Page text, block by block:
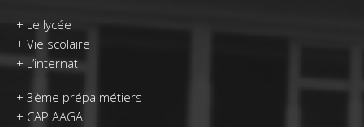
+ Le lycée
+ Vie scolaire
+ L’internat
+ 3ème prépa métiers
+ CAP AAGA